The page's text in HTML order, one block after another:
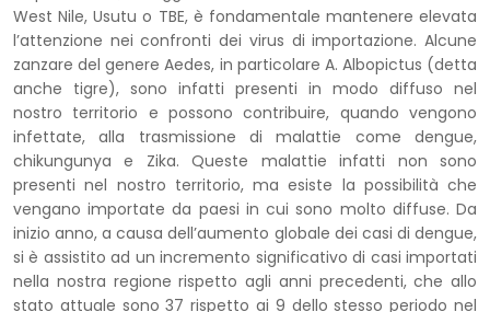
West Nile, Usutu o TBE, è fondamentale mantenere elevata
l’attenzione nei confronti dei virus di importazione. Alcune
zanzare del genere Aedes, in particolare A. Albopictus (detta
anche tigre), sono infatti presenti in modo diffuso nel
nostro territorio e possono contribuire, quando vengono
infettate, alla trasmissione di malattie come dengue,
chikungunya e Zika. Queste malattie infatti non sono
presenti nel nostro territorio, ma esiste la possibilità che
vengano importate da paesi in cui sono molto diffuse. Da
inizio anno, a causa dell’aumento globale dei casi di dengue,
si è assistito ad un incremento significativo di casi importati
nella nostra regione rispetto agli anni precedenti, che allo
stato attuale sono 37 rispetto ai 9 dello stesso periodo nel